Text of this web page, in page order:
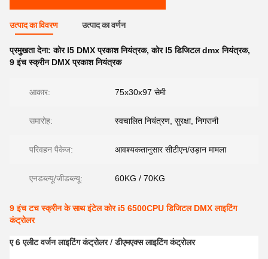
उत्पाद का विवरण उत्पाद का वर्णन
प्रमुखता देना:कोर I5 DMX प्रकाश नियंत्रक,कोर I5 डिजिटल dmx नियंत्रक,
9 इंच स्क्रीन DMX प्रकाश नियंत्रक
आकार: 75x30x97 सेमी
समारोह: स्वचालित नियंत्रण, सुरक्षा, निगरानी
परिवहन पैकेज: आवश्यकतानुसार सीटीएन/उड़ान मामला
एनडब्ल्यू/जीडब्ल्यू: 60KG / 70KG
9 इंच टच स्क्रीन के साथ इंटेल कोर i5 6500CPU डिजिटल DMX लाइटिंग
कंट्रोलर
ए 6 एलीट वर्जन लाइटिंग कंट्रोलर / डीएमएक्स लाइटिंग कंट्रोलर